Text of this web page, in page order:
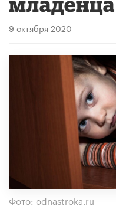
9 октября 2020
Фото: odnastroka.ru